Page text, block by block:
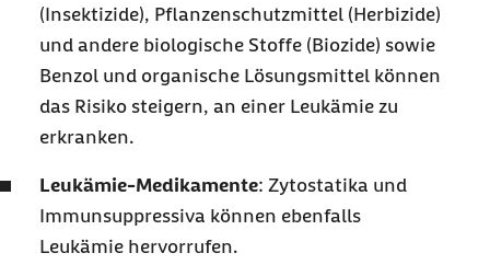
(Insektizide), Pflanzenschutzmittel (Herbizide)
und andere biologische Stoffe (Biozide) sowie
Benzol und organische Lösungsmittel können
das Risiko steigern, an einer Leukämie zu
erkranken.
Leukämie-Medikamente: Zytostatika und
Immunsuppressiva können ebenfalls
Leukämie hervorrufen.